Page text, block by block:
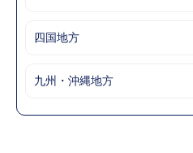
四国地方
九州・沖縄地方